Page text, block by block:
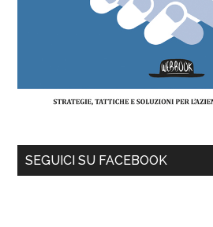
SEGUICI SU FACEBOOK